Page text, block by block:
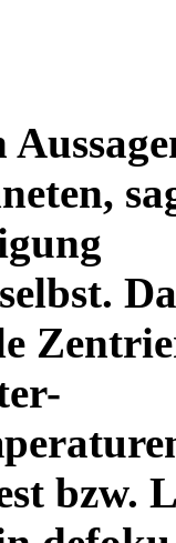
bzw.